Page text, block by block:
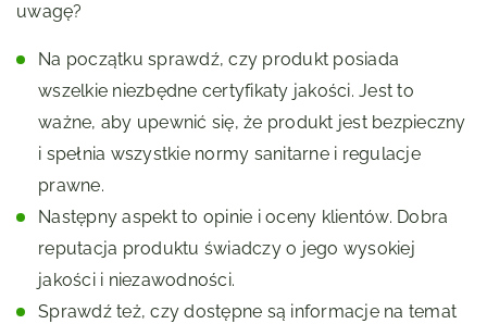
uwagę?
Na początku sprawdź, czy produkt posiada
wszelkie niezbędne certyfikaty jakości. Jest to
ważne, aby upewnić się, że produkt jest bezpieczny
i spełnia wszystkie normy sanitarne i regulacje
prawne.
Następny aspekt to opinie i oceny klientów. Dobra
reputacja produktu świadczy o jego wysokiej
jakości i niezawodności.
Sprawdź też, czy dostępne są informacje na temat